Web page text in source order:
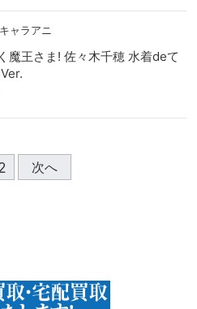
キャラアニ
魔王さま! 佐々木千穂 水着deて
次へ